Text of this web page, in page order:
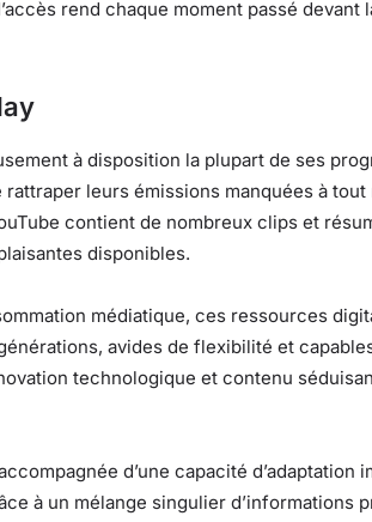
rend chaque moment passé devant
à disposition la plupart de ses
leurs émissions manquées à
contient de nombreux clips et
disponibles.
médiatique, ces ressources
avides de flexibilité et
technologique et contenu
d’une capacité d’adaptation
à un mélange singulier d’informations